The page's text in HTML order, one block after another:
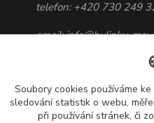
telefon: +420 730 249
email: info@bylinky-
Soubory cookies používáme
sledování statistik o webu,
při používání stránek, či